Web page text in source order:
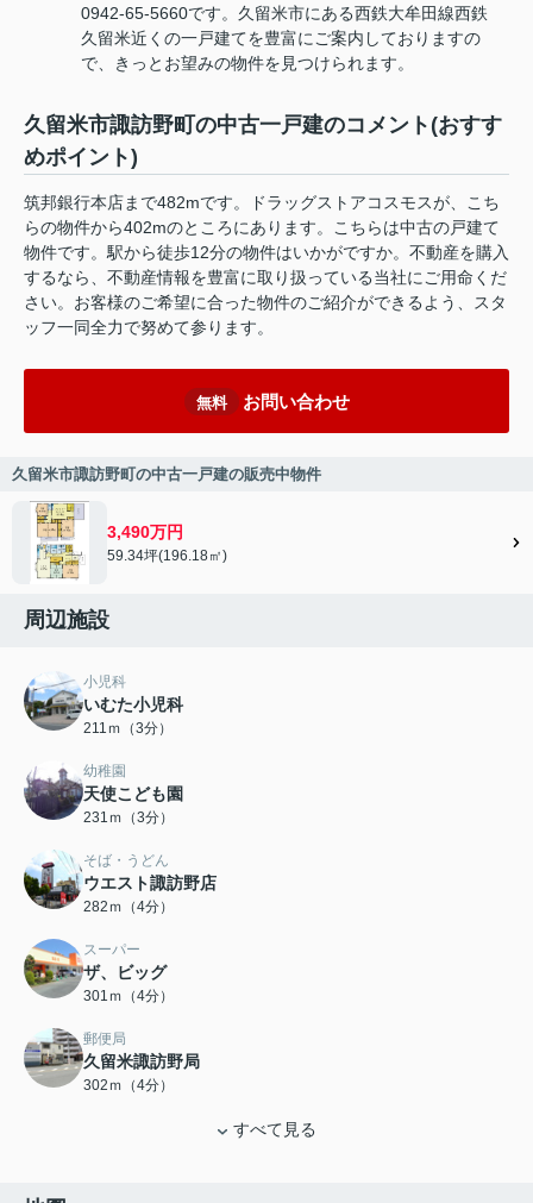
0942-65-5660です。久留米市にある西鉄大牟田線西鉄
久留米近くの一戸建てを豊富にご案内しておりますの
で、きっとお望みの物件を見つけられます。
久留米市諏訪野町の中古一戸建のコメント(おすす
めポイント)
筑邦銀行本店まで482mです。ドラッグストアコスモスが、こち
らの物件から402mのところにあります。こちらは中古の戸建て
物件です。駅から徒歩12分の物件はいかがですか。不動産を購入
するなら、不動産情報を豊富に取り扱っている当社にご用命くだ
さい。お客様のご希望に合った物件のご紹介ができるよう、スタ
ッフ一同全力で努めて参ります。
無料 お問い合わせ
久留米市諏訪野町の中古一戸建の販売中物件
3,490万円
59.34坪(196.18㎡)
周辺施設
小児科
いむた小児科
211ｍ（3分）
幼稚園
天使こども園
231ｍ（3分）
そば・うどん
ウエスト諏訪野店
282ｍ（4分）
スーパー
ザ、ビッグ
301ｍ（4分）
郵便局
久留米諏訪野局
302ｍ（4分）
すべて見る